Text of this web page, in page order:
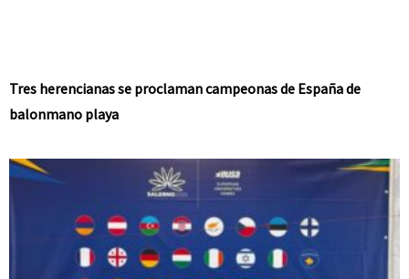
Tres herencianas se proclaman campeonas de España de
balonmano playa